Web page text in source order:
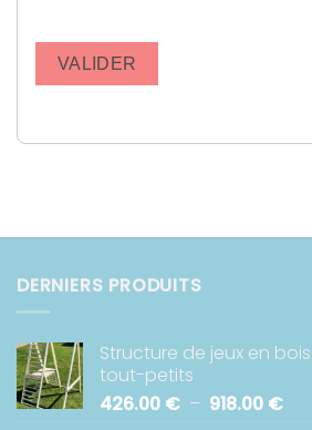
VALIDER
DERNIERS PRODUITS
Structure de jeux en
tout-petits
426.00 € – 918.00 €